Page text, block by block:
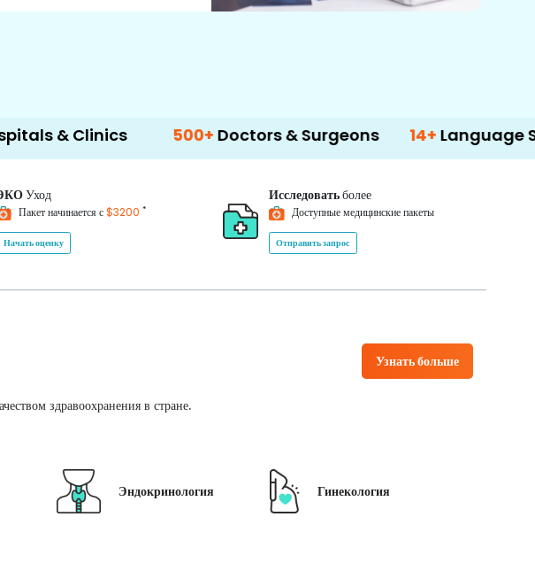
500+ Doctors & Surgeons 14+Language Support
Уход
Пакет начинается с$3200 *
Начать оценку
Исследоватьболее
Доступные медицинские пакеты
Отправить запрос
Узнать больше
здравоохранения в стране.
Эндокринология Гинекология